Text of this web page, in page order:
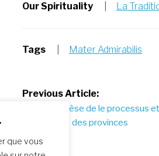
que vous
Our Spirituality La
Tags Mater Admirabilis
Post
navigation
Previous Article:
JPIC : Synthèse de le processus
contribution des provinces